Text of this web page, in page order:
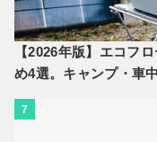
【2026年版】エコフ
め4選。キャンプ・車
7